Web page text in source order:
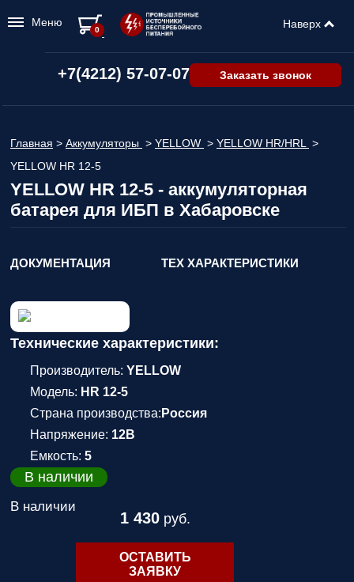
+7(4212) 57-07-07 Заказать звонок
Главная > Аккумуляторы > YELLOW > YELLOW HR/HRL
>
YELLOW HR 12-5
YELLOW HR 12-5 - аккумуляторная
батарея для ИБП в Хабаровске
ДОКУМЕНТАЦИЯ ТЕХ ХАРАКТЕРИСТИКИ
Технические характеристики:
Производитель: YELLOW
Модель: HR 12-5
Страна производства: Россия
Напряжение: 12В
Емкость: 5
В наличии
В наличии
1 430руб.
ОСТАВИТЬ
ЗАЯВКУ
Меню Наверх
0